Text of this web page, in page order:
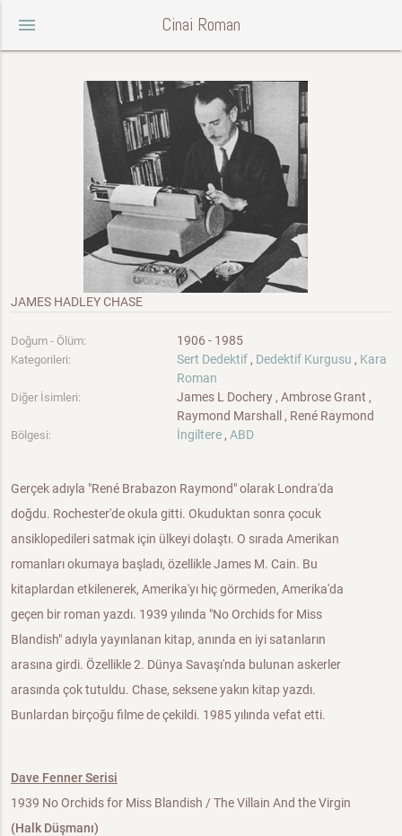
menu Cinai Roman
JAMES HADLEY CHASE
Doğum - Ölüm: 1906 - 1985
Kategorileri: Sert Dedektif , Dedektif Kurgusu , Kara
Roman
Diğer İsimleri:
James L Dochery , Ambrose Grant ,
Raymond Marshall , René Raymond
Bölgesi: İngiltere ,ABD
Gerçek adıyla "René Brabazon Raymond" olarak Londra'da
doğdu. Rochester'de okula gitti. Okuduktan sonra çocuk
ansiklopedileri satmak için ülkeyi dolaştı. O sırada Amerikan
romanları okumaya başladı, özellikle James M. Cain. Bu
kitaplardan etkilenerek, Amerika'yı hiç görmeden, Amerika'da
geçen bir roman yazdı. 1939 yılında "No Orchids for Miss
Blandish" adıyla yayınlanan kitap, anında en iyi satanların
arasına girdi. Özellikle 2. Dünya Savaşı'nda bulunan askerler
arasında çok tutuldu. Chase, seksene yakın kitap yazdı.
Bunlardan birçoğu filme de çekildi. 1985 yılında vefat etti.
Dave Fenner Serisi
1939 No Orchids for Miss Blandish / The Villain And the Virgin
(Halk Düşmanı)